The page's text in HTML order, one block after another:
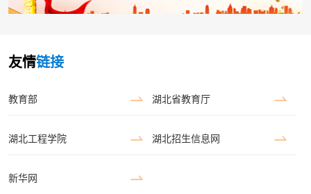
友情链接
教育部 湖北省教育厅
湖北工程学院 湖北招生信息网
新华网